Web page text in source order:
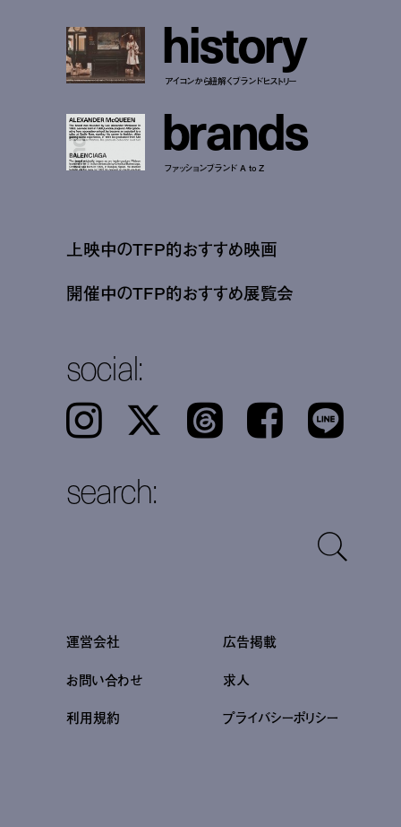
history
アイコンから紐解くブランドヒストリー
brands
ファッションブランド A to Z
上映中のTFP的おすすめ映画
開催中のTFP的おすすめ展覧会
social:
Instagram 𝕏 Threads Facebook LINE
search:
運営会社
広告掲載
お問い合わせ
求人
利用規約 プライバシーポリシー